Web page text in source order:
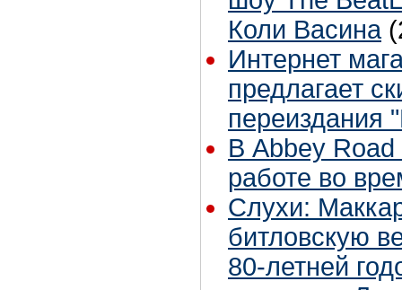
Коли Васина
Интернет
предлагает
переиздания
В Abbey Road
работе во
Слухи:
битловскую
80-летней